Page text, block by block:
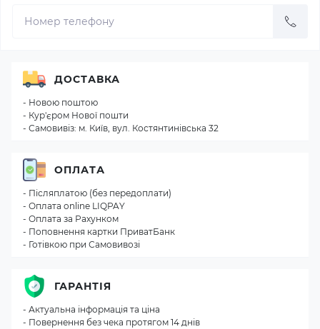
ДОСТАВКА
- Новою поштою
- Кур'єром Нової пошти
- Самовивіз: м. Київ, вул. Костянтинівська 32
ОПЛАТА
- Післяплатою (без передоплати)
- Оплата online LIQPAY
- Оплата за Рахунком
- Поповнення картки ПриватБанк
- Готівкою при Самовивозі
ГАРАНТІЯ
- Актуальна інформація та ціна
- Повернення без чека протягом 14 днів